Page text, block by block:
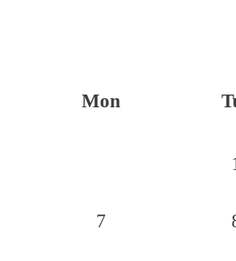
Mon
7